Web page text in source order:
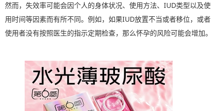
然而，失效率可能会因个人的身体状况、使用方法、IUD类型以及使
用时间等因素而有所不同。例如，如果IUD放置不当或者移位，或者
使用者没有按照医生的指示定期检查，那么怀孕的风险可能会增加。